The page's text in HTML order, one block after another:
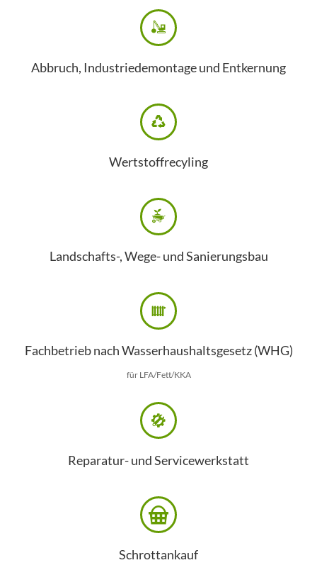
Abbruch, Industriedemontage und Entkernung
Wertstoffrecyling
Landschafts-, Wege- und Sanierungsbau
Fachbetrieb nach Wasserhaushaltsgesetz (WHG)
für LFA/Fett/KKA
Reparatur- und Servicewerkstatt
Schrottankauf